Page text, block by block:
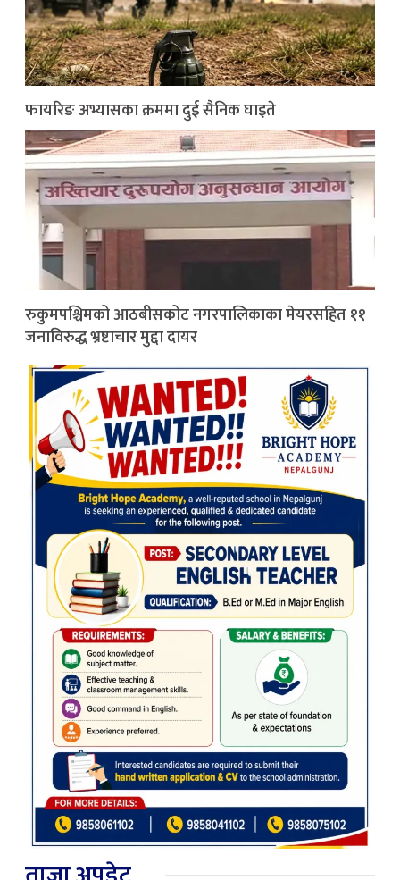
फायरिङ अभ्यासका क्रममा दुई सैनिक घाइते
रुकुमपश्चिमको आठबीसकोट नगरपालिकाका मेयरसहित ११
जनाविरुद्ध भ्रष्टाचार मुद्दा दायर